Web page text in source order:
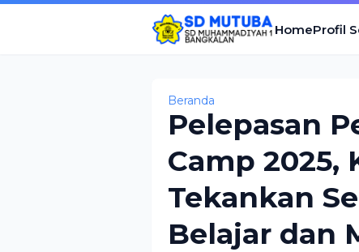
HomeProfil
Beranda
Pelepasan
Camp 2025,
Tekankan
Belajar dan